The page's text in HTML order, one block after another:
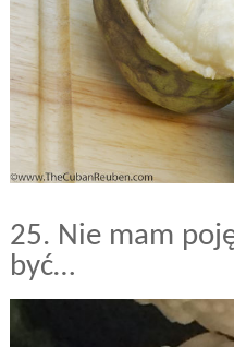
25. Nie mam
być…